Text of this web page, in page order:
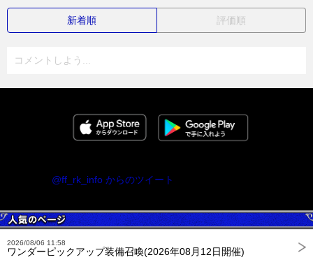
新着順 評価順
コメントしよう...
@ff_rk_info からのツイート
2026/08/06 11:58
ワンダーピックアップ装備召喚(2026年08月12日開催)